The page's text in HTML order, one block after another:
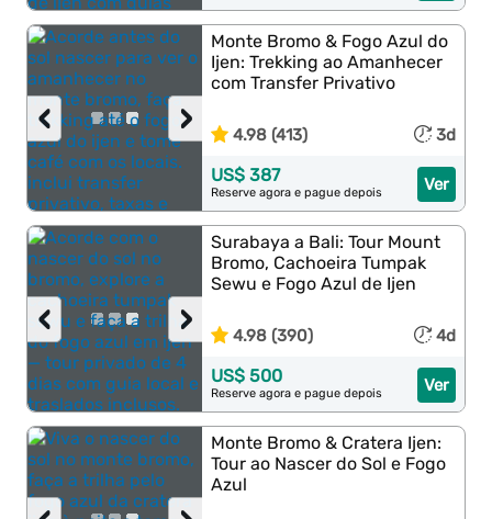
›
‹
Monte Bromo & Fogo Azul do
Ijen: Trekking ao Amanhecer
com Transfer Privativo
4.98 (413) 3d
Ver
US$ 387
Reserve agora e pague depois
›
‹
Surabaya a Bali: Tour Mount
Bromo, Cachoeira Tumpak
Sewu e Fogo Azul de Ijen
4.98 (390) 4d
Ver
US$ 500
Reserve agora e pague depois
Monte Bromo & Cratera Ijen:
Tour ao Nascer do Sol e Fogo
Azul